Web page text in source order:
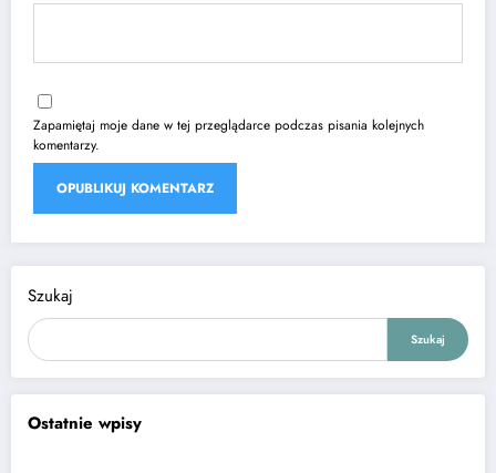
Zapamiętaj moje dane w tej przeglądarce podczas pisania kolejnych
komentarzy.
Szukaj
Szukaj
Ostatnie wpisy